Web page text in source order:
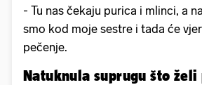
- Tu nas čekaju purica i mlinci, a
smo kod moje sestre i tada će
pečenje.
Natuknula suprugu što želi